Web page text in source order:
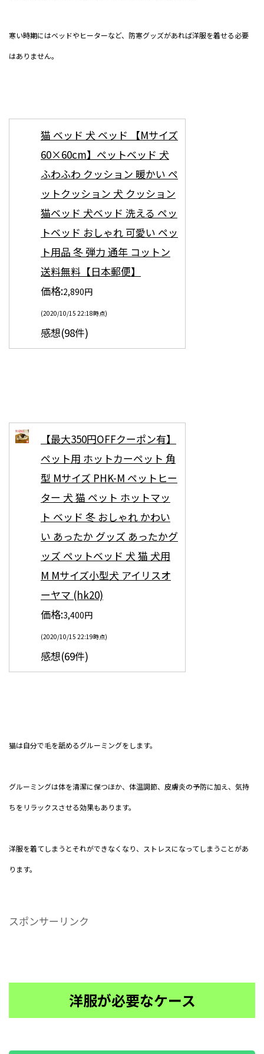
寒い時期にはベッドやヒーターなど、防寒グッズがあれば洋服を着せる必要
はありません。
猫 ベッド 犬 ベッド 【Mサイズ
60×60cm】ペットベッド 犬
ふわふわ クッション 暖かい ペ
ットクッション 犬 クッション
猫ベッド 犬ベッド 洗える ペッ
トベッド おしゃれ 可愛い ペッ
ト用品 冬 弾力 通年 コットン
送料無料【日本郵便】
価格:2,890円
(2020/10/15 22:18時点)
感想(98件)
【最大350円OFFクーポン有】
ペット用 ホットカーペット 角
型 Mサイズ PHK-M ペットヒー
ター 犬 猫 ペット ホットマッ
ト ベッド 冬 おしゃれ かわい
い あったか グッズ あったかグ
ッズ ペットベッド 犬 猫 犬用
M Mサイズ小型犬 アイリスオ
ーヤマ (hk20)
価格:3,400円
(2020/10/15 22:19時点)
感想(69件)
猫は自分で毛を舐めるグルーミングをします。
グルーミングは体を清潔に保つほか、体温調節、皮膚炎の予防に加え、気持
ちをリラックスさせる効果もあります。
洋服を着てしまうとそれができなくなり、ストレスになってしまうことがあ
ります。
スポンサーリンク
洋服が必要なケース